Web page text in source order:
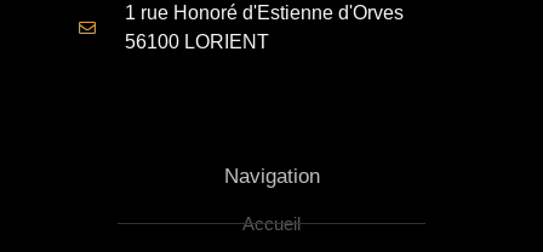
1 rue Honoré d'Estienne d'Orves
56100 LORIENT
Navigation
Accueil